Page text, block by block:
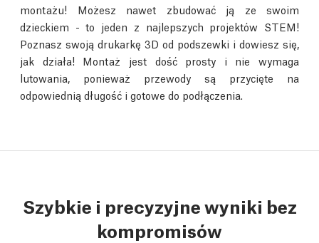
montażu! Możesz nawet zbudować ją ze swoim
dzieckiem - to jeden z najlepszych projektów STEM!
Poznasz swoją drukarkę 3D od podszewki i dowiesz się,
jak działa! Montaż jest dość prosty i nie wymaga
lutowania, ponieważ przewody są przycięte na
odpowiednią długość i gotowe do podłączenia.
Szybkie i precyzyjne wyniki bez
kompromisów